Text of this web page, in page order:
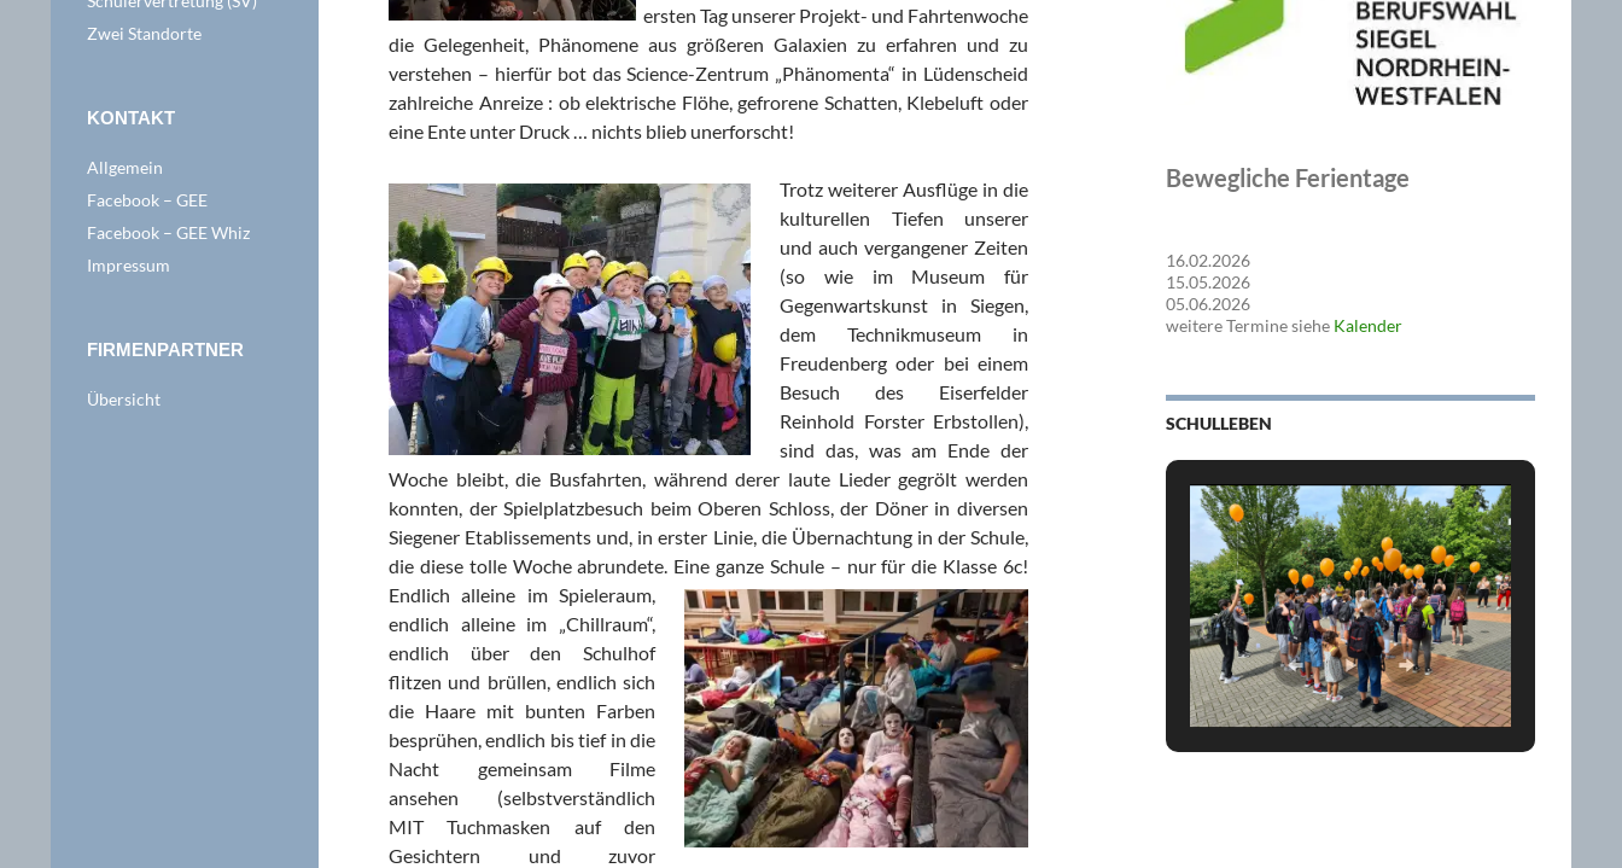
ersten Tag unserer Projekt- und Fahrtenwoche
die Gelegenheit, Phänomene aus größeren Galaxien zu erfahren und zu
verstehen – hierfür bot das Science-Zentrum „Phänomenta“ in Lüdenscheid
zahlreiche Anreize : ob elektrische Flöhe, gefrorene Schatten, Klebeluft oder
eine Ente unter Druck … nichts blieb unerforscht!
Trotz weiterer Ausflüge in die
kulturellen Tiefen unserer
und auch vergangener Zeiten
(so wie im Museum für
Gegenwartskunst in Siegen,
dem Technikmuseum in
Freudenberg oder bei einem
Besuch des Eiserfelder
Reinhold Forster Erbstollen),
sind das, was am Ende der
Woche bleibt, die Busfahrten, während derer laute Lieder gegrölt werden
konnten, der Spielplatzbesuch beim Oberen Schloss, der Döner in diversen
Siegener Etablissements und, in erster Linie, die Übernachtung in der Schule,
die diese tolle Woche abrundete. Eine ganze Schule – nur für die Klasse 6c!
Endlich alleine im Spieleraum,
endlich alleine im „Chillraum“,
endlich über den Schulhof
flitzen und brüllen, endlich sich
die Haare mit bunten Farben
besprühen, endlich bis tief in die
Nacht gemeinsam Filme
ansehen (selbstverständlich
MIT Tuchmasken auf den
Gesichtern und zuvor
Bewegliche Ferientage
16.02.2026
15.05.2026
05.06.2026
weitere Termine siehe Kalender
SCHULLEBEN
Zwei Standorte
KONTAKT
Allgemein
Facebook – GEE
Facebook – GEE Whiz
Impressum
FIRMENPARTNER
Übersicht